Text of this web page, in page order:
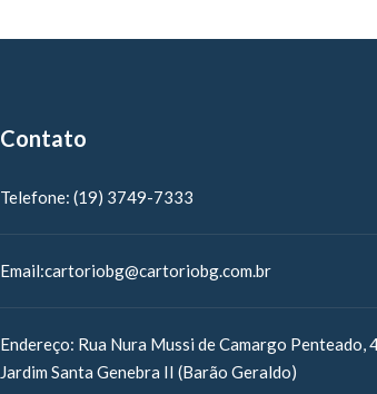
Contato
Telefone: (19) 3749-7333
Email:cartoriobg@cartoriobg.com.br
Endereço: Rua Nura Mussi de Camargo Penteado,
Jardim Santa Genebra II (Barão Geraldo)